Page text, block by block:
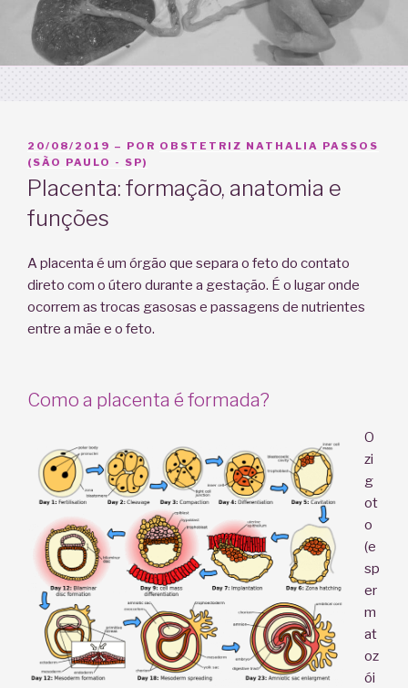
PUBLICADO
EM
20/08/2019 – POR OBSTETRIZ NATHALIA PASSOS
(SÃO PAULO - SP)
Placenta: formação, anatomia e
funções
A placenta é um órgão que separa o feto do contato
direto com o útero durante a gestação. É o lugar onde
ocorrem as trocas gasosas e passagens de nutrientes
entre a mãe e o feto.
Como a placenta é formada?
O
zi
g
ot
o
(e
sp
er
m
at
oz
ói